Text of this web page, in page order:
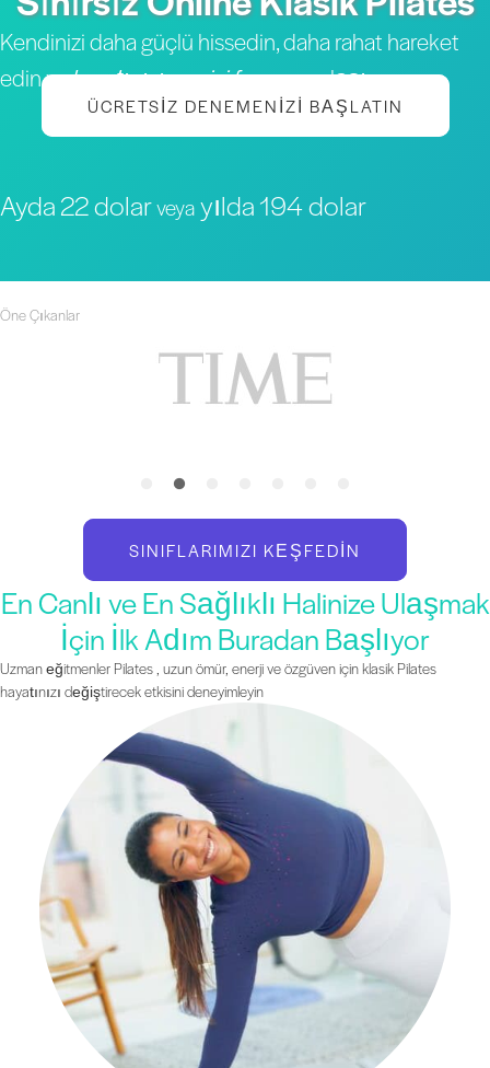
Kendinizi daha güçlü hissedin, daha rahat hareket
edin vehayatınızın en iyi formunaulaşın
ÜCRETSIZ DENEMENIZI BAŞLATIN
Ayda 22 dolarveyayılda 194 dolar
Öne Çıkanlar
SINIFLARIMIZI KEŞFEDIN
En Canlı ve En Sağlıklı Halinize Ulaşmak
İçin İlk Adım Buradan Başlıyor
Uzman eğitmenler Pilates , uzun ömür, enerji ve özgüven için klasik Pilates
hayatınızı değiştirecek etkisini deneyimleyin